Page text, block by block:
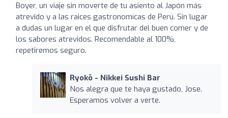
Boyer, un viaje sin moverte de tu asiento al Japón más
atrevido y a las raices gastronomícas de Perú. Sin lugar
a dudas un lugar en el que disfrutar del buen comer y de
los sabores atrevidos. Recomendable al 100%,
repetiremos seguro.
Ryokō - Nikkei Sushi Bar
Nos alegra que te haya gustado, Jose.
Esperamos volver a verte.